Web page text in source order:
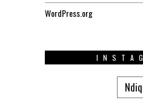
WordPress.org